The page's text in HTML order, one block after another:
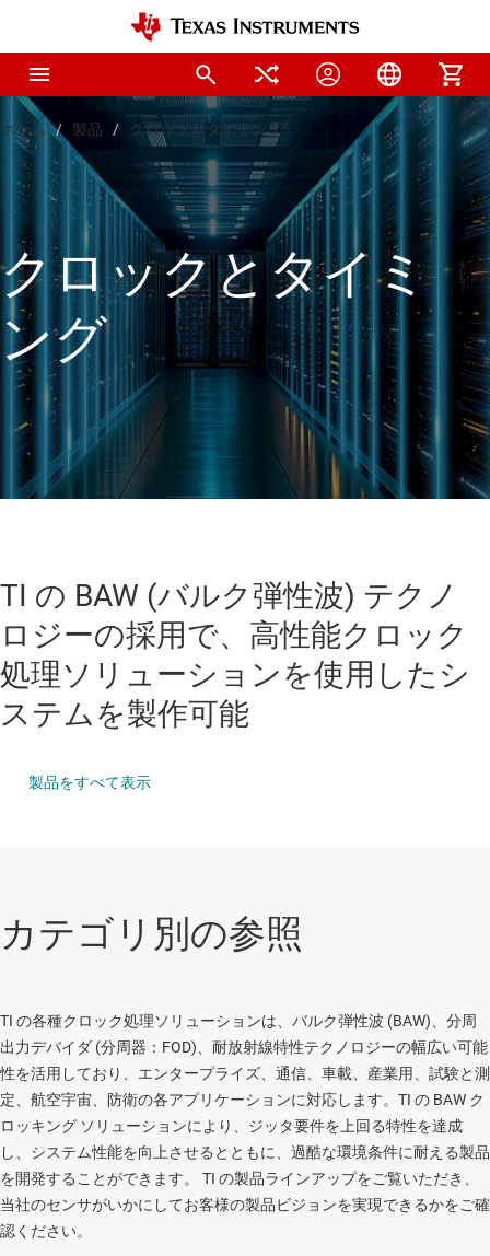
ホーム 製品 クロックとタイミング
クロックとタイミ
ング
TI の BAW (バルク弾性波) テクノ
ロジーの採用で、高性能クロック
処理ソリューションを使用したシ
ステムを製作可能
製品をすべて表示
カテゴリ別の参照
TI の各種クロック処理ソリューションは、バルク弾性波 (BAW)、分周
出力デバイダ (分周器：FOD)、耐放射線特性テクノロジーの幅広い可能
性を活用しており、エンタープライズ、通信、車載、産業用、試験と測
定、航空宇宙、防衛の各アプリケーションに対応します。TI の BAW ク
ロッキング ソリューションにより、ジッタ要件を上回る特性を達成
し、システム性能を向上させるとともに、過酷な環境条件に耐える製品
を開発することができます。 TI の製品ラインアップをご覧いただき、
当社のセンサがいかにしてお客様の製品ビジョンを実現できるかをご確
認ください。